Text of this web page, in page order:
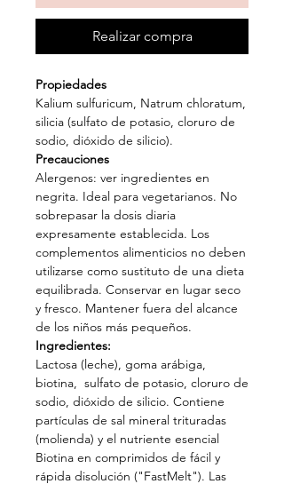
Realizar compra
Propiedades
Kalium sulfuricum, Natrum chloratum,
silicia (sulfato de potasio, cloruro de
sodio, dióxido de silicio).
Precauciones
Alergenos: ver ingredientes en
negrita. Ideal para vegetarianos. No
sobrepasar la dosis diaria
expresamente establecida. Los
complementos alimenticios no deben
utilizarse como sustituto de una dieta
equilibrada. Conservar en lugar seco
y fresco. Mantener fuera del alcance
de los niños más pequeños.
Ingredientes:
Lactosa (leche), goma arábiga,
biotina, sulfato de potasio, cloruro de
sodio, dióxido de silicio. Contiene
partículas de sal mineral trituradas
(molienda) y el nutriente esencial
Biotina en comprimidos de fácil y
rápida disolución ("FastMelt"). Las